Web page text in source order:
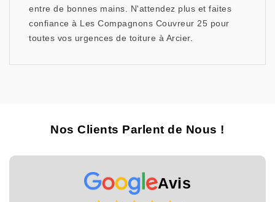
entre de bonnes mains. N'attendez plus et faites
confiance à Les Compagnons Couvreur 25 pour
toutes vos urgences de toiture à Arcier.
Nos Clients Parlent de Nous !
Avis